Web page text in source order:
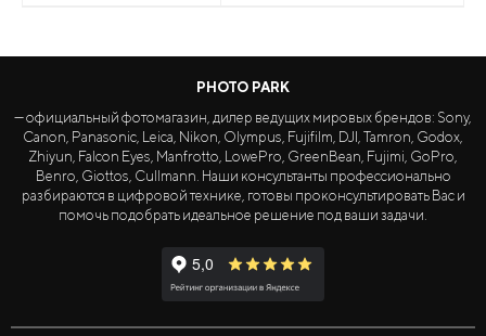
PHOTO PARK
— официальный фотомагазин, дилер ведущих мировых брендов: Sony,
Canon, Panasonic, Leica, Nikon, Olympus, Fujifilm, DJI, Tamron, Godox,
Zhiyun, Falcon Eyes, Manfrotto, LowePro, GreenBean, Fujimi, GoPro,
Benro, Giottos, Cullmann. Наши консультанты профессионально
разбираются в цифровой технике, готовы проконсультировать Вас и
помочь подобрать идеальное решение под ваши задачи.